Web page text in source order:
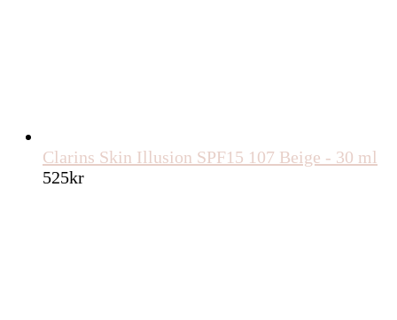
Clarins Skin Illusion SPF15 107 Beige - 30 ml
525kr